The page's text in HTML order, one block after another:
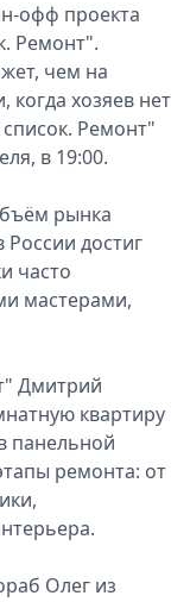
офф проекта
Ремонт".
чем на
когда хозяев нет
Ремонт"
в 19:00.
рынка
России достиг
часто
мастерами,
Дмитрий
квартиру
панельной
ремонта: от
Олег из